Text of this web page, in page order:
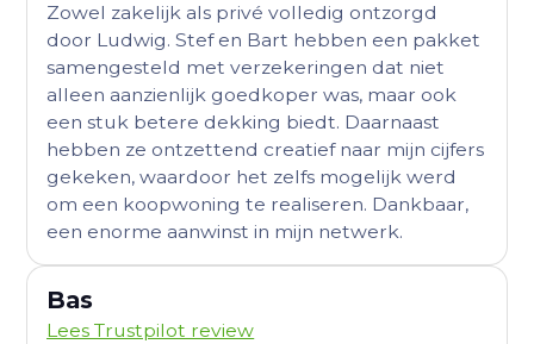
Zowel zakelijk als privé volledig ontzorgd
door Ludwig. Stef en Bart hebben een pakket
samengesteld met verzekeringen dat niet
alleen aanzienlijk goedkoper was, maar ook
een stuk betere dekking biedt. Daarnaast
hebben ze ontzettend creatief naar mijn cijfers
gekeken, waardoor het zelfs mogelijk werd
om een koopwoning te realiseren. Dankbaar,
een enorme aanwinst in mijn netwerk.
Bas
Lees Trustpilot review